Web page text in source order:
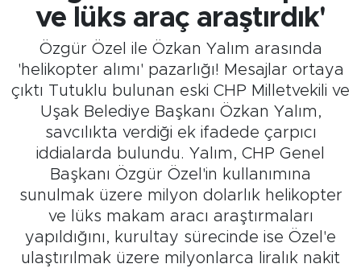
ve lüks araç araştırdık'
Özgür Özel ile Özkan Yalım arasında
'helikopter alımı' pazarlığı! Mesajlar ortaya
çıktı Tutuklu bulunan eski CHP Milletvekili ve
Uşak Belediye Başkanı Özkan Yalım,
savcılıkta verdiği ek ifadede çarpıcı
iddialarda bulundu. Yalım, CHP Genel
Başkanı Özgür Özel'in kullanımına
sunulmak üzere milyon dolarlık helikopter
ve lüks makam aracı araştırmaları
yapıldığını, kurultay sürecinde ise Özel'e
ulaştırılmak üzere milyonlarca liralık nakit
Haber Arşivi